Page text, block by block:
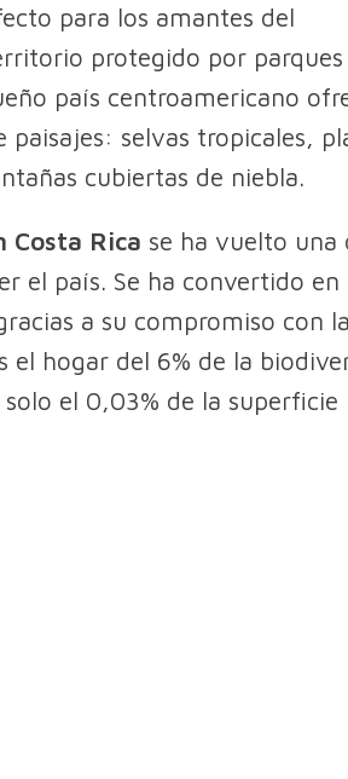
para los amantes del
protegido por parques
país centroamericano
selvas tropicales,
cubiertas de niebla.
Costa Rica se ha vuelto una
el país. Se ha convertido en
a su compromiso con la
el hogar del 6% de la
el 0,03% de la superficie